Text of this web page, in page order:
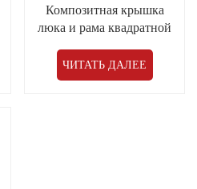
Композитная крышка
люка и рама квадратной
формы от китайского
производителя Прямая
продажа
ЧИТАТЬ ДАЛЕЕ